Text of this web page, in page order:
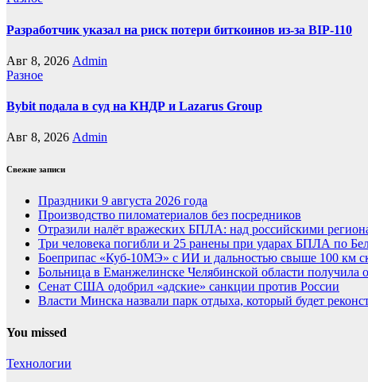
Разработчик указал на риск потери биткоинов из-за BIP-110
Авг 8, 2026 Admin
Разное
Bybit подала в суд на КНДР и Lazarus Group
Авг 8, 2026 Admin
Свежие записи
Праздники 9 августа 2026 года
Производство пиломатериалов без посредников
Отразили налёт вражеских БПЛА: над российскими
Три человека погибли и 25 ранены при ударах БПЛА по
Боеприпас «Куб-10МЭ» с ИИ и дальностью свыше 100 км
Больница в Еманжелинске Челябинской области получила
Сенат США одобрил «адские» санкции против России
Власти Минска назвали парк отдыха, который будет
You missed
Технологии